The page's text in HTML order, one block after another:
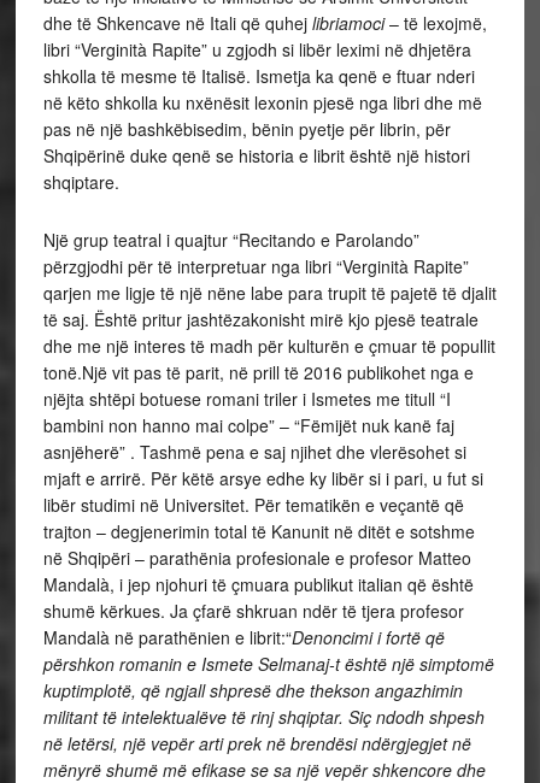
dhe të Shkencave në Itali që quhej libriamoci– të lexojmë,
libri “Verginità Rapite” u zgjodh si libër leximi në dhjetëra
shkolla të mesme të Italisë. Ismetja ka qenë e ftuar nderi
në këto shkolla ku nxënësit lexonin pjesë nga libri dhe më
pas në një bashkëbisedim, bënin pyetje për librin, për
Shqipërinë duke qenë se historia e librit është një histori
shqiptare.
Një grup teatral i quajtur “Recitando e Parolando”
përzgjodhi për të interpretuar nga libri “Verginità Rapite”
qarjen me ligje të një nëne labe para trupit të pajetë të djalit
të saj. Është pritur jashtëzakonisht mirë kjo pjesë teatrale
dhe me një interes të madh për kulturën e çmuar të popullit
tonë.Një vit pas të parit, në prill të 2016 publikohet nga e
njëjta shtëpi botuese romani triler i Ismetes me titull “I
bambini non hanno mai colpe” – “Fëmijët nuk kanë faj
asnjëherë” . Tashmë pena e saj njihet dhe vlerësohet si
mjaft e arrirë. Për këtë arsye edhe ky libër si i pari, u fut si
libër studimi në Universitet. Për tematikën e veçantë që
trajton – degjenerimin total të Kanunit në ditët e sotshme
në Shqipëri – parathënia profesionale e profesor Matteo
Mandalà, i jep njohuri të çmuara publikut italian që është
shumë kërkues. Ja çfarë shkruan ndër të tjera profesor
Mandalà në parathënien e librit:“Denoncimi i fortë që
përshkon romanin e Ismete Selmanaj-t është një simptomë
kuptimplotë, që ngjall shpresë dhe thekson angazhimin
militant të intelektualëve të rinj shqiptar. Siç ndodh shpesh
në letërsi, një vepër arti prek në brendësi ndërgjegjet në
mënyrë shumë më efikase se sa një vepër shkencore dhe